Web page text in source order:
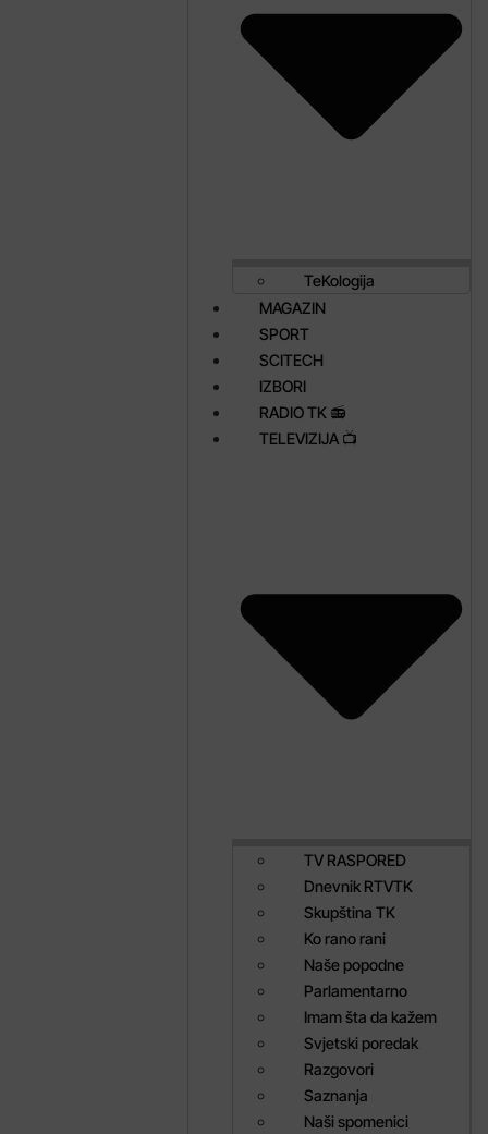
TeKologija
MAGAZIN
SPORT
SCITECH
IZBORI
RADIO TK 📻
TELEVIZIJA 📺
TV RASPORED
Dnevnik RTVTK
Skupština TK
Ko rano rani
Naše popodne
Parlamentarno
Imam šta da kažem
Svjetski poredak
Razgovori
Saznanja
Naši spomenici